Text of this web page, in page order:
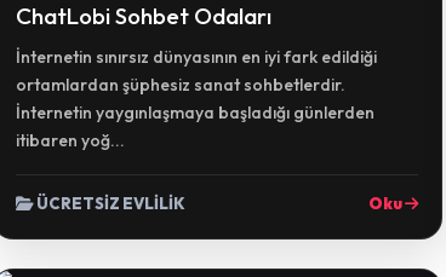
ChatLobi Sohbet Odaları
İnternetin sınırsız dünyasının en iyi fark edildiği
ortamlardan şüphesiz sanat sohbetlerdir.
İnternetin yaygınlaşmaya başladığı günlerden
itibaren yoğ...
ÜCRETSİZ EVLİLİK Oku